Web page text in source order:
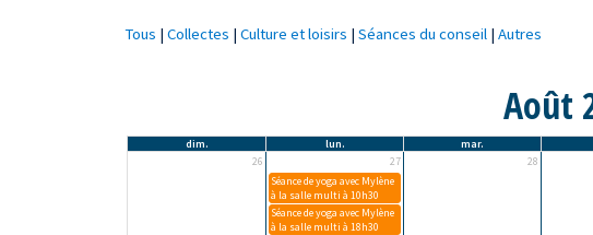
Tous |Collectes |Culture et loisirs |Séances du conseil |Autres